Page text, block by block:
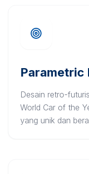
Parametric
Desain retro-
World Car of the
yang unik dan